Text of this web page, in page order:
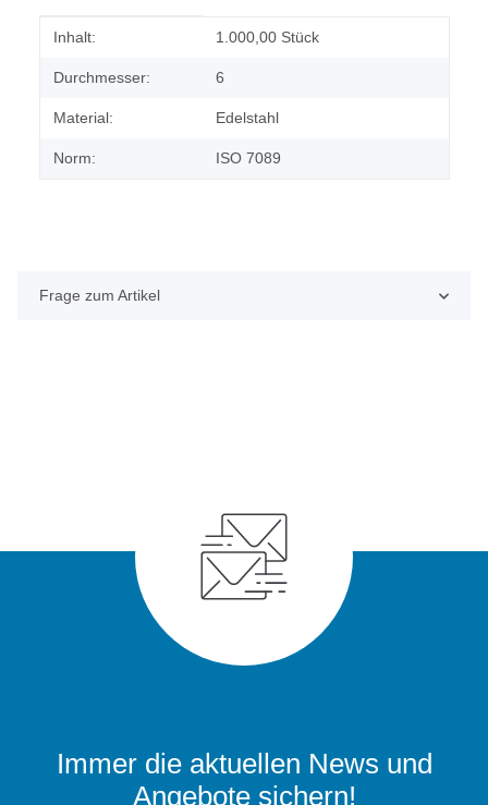
Produkteigenschaft
Wert
Inhalt: 1.000,00 Stück
Durchmesser: 6
Material: Edelstahl
Norm: ISO 7089
Frage zum Artikel
Immer die aktuellen News und
Angebote sichern!